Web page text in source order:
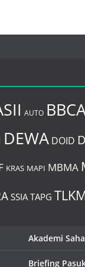
AUTO
DEWA DOID
KRAS MAPI MBMA
SSIA TAPG
Akademi
Briefing